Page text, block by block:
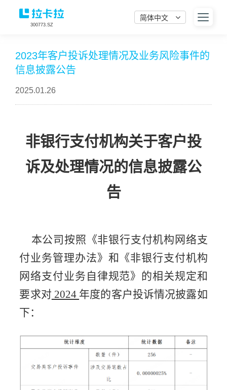
简体中文
300773.SZ
2023年客户投诉处理情况及业务风险事件的
信息披露公告
2025.01.26
非银行支付机构关于客户投
诉及处理情况的信息披露公
告
本公司按照《非银行支付机构网络支
付业务管理办法》和《非银行支付机构
网络支付业务自律规范》的相关规定和
要求对 2024 年度的客户投诉情况披露如
下：